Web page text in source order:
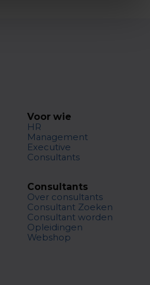
Voor wie
HR
Management
Executive
Consultants
Consultants
Over consultants
Consultant Zoeken
Consultant worden
Opleidingen
Webshop